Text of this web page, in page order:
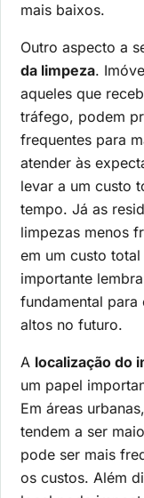
mais baixos.
Outro aspecto a
da limpeza.
aqueles que
tráfego, podem
frequentes para
atender às
levar a um custo
tempo. Já as
limpezas menos
em um custo
importante
fundamental para
altos no futuro.
A localização do
um papel
Em áreas
tendem a ser
pode ser mais
os custos. Além